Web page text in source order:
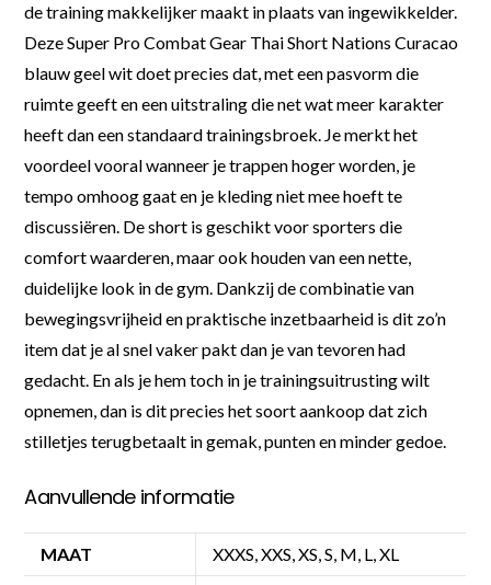
de training makkelijker maakt in plaats van ingewikkelder.
Deze Super Pro Combat Gear Thai Short Nations Curacao
blauw geel wit doet precies dat, met een pasvorm die
ruimte geeft en een uitstraling die net wat meer karakter
heeft dan een standaard trainingsbroek. Je merkt het
voordeel vooral wanneer je trappen hoger worden, je
tempo omhoog gaat en je kleding niet mee hoeft te
discussiëren. De short is geschikt voor sporters die
comfort waarderen, maar ook houden van een nette,
duidelijke look in de gym. Dankzij de combinatie van
bewegingsvrijheid en praktische inzetbaarheid is dit zo’n
item dat je al snel vaker pakt dan je van tevoren had
gedacht. En als je hem toch in je trainingsuitrusting wilt
opnemen, dan is dit precies het soort aankoop dat zich
stilletjes terugbetaalt in gemak, punten en minder gedoe.
Aanvullende informatie
MAAT XXXS, XXS, XS, S, M, L, XL